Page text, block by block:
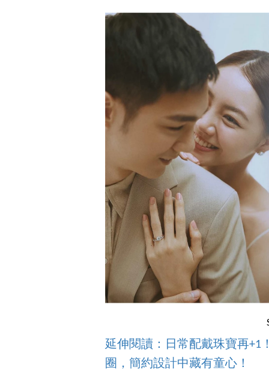
延伸閱讀：日常配戴珠寶再+1
圈，簡約設計中藏有童心！